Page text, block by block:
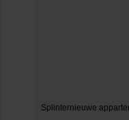
Splinternieuwe